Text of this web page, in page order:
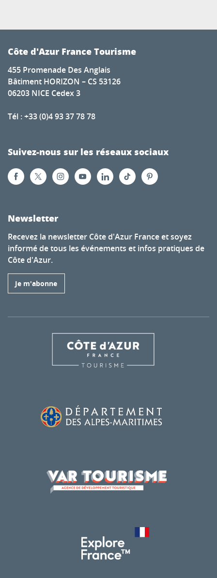
Côte d'Azur France Tourisme
455 Promenade Des Anglais
Bâtiment HORIZON – CS 53126
06203 NICE Cedex 3
Tél : +33 (0)4 93 37 78 78
Suivez-nous sur les réseaux sociaux
Newsletter
Recevez la newsletter Côte d'Azur France et soyez
informé de tous les événements et infos pratiques de
Côte d'Azur.
Je m'abonne